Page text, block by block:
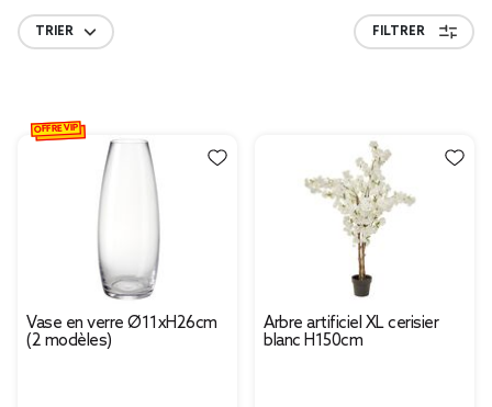
TRIER FILTRER
Vase en verre Ø11xH26cm
(2 modèles)
OFFRE VIP
Arbre artificiel XL cerisier
blanc H150cm